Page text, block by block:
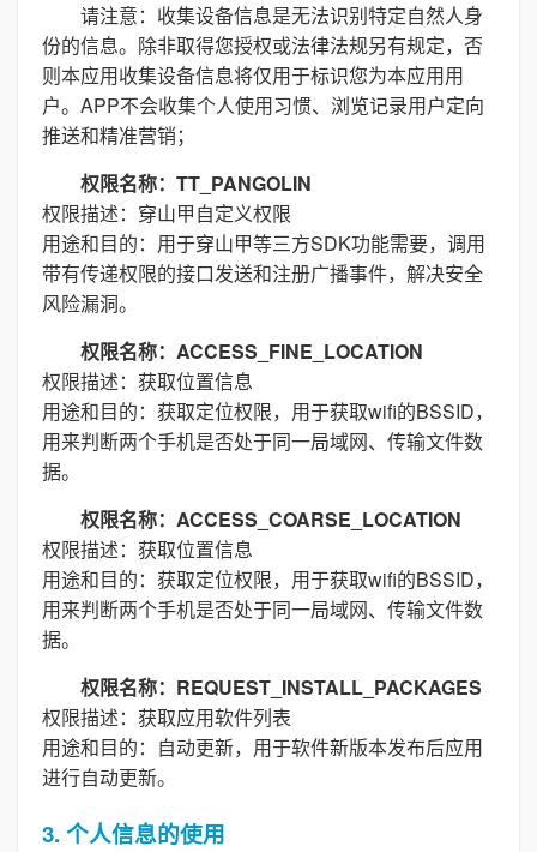
请注意：收集设备信息是无法识别特定自然人身
份的信息。除非取得您授权或法律法规另有规定，否
则本应用收集设备信息将仅用于标识您为本应用用
户。APP不会收集个人使用习惯、浏览记录用户定向
推送和精准营销；
权限名称：TT_PANGOLIN
权限描述：穿山甲自定义权限
用途和目的：用于穿山甲等三方SDK功能需要，调用
带有传递权限的接口发送和注册广播事件，解决安全
风险漏洞。
权限名称：ACCESS_FINE_LOCATION
权限描述：获取位置信息
用途和目的：获取定位权限，用于获取wifi的BSSID，
用来判断两个手机是否处于同一局域网、传输文件数
据。
权限名称：ACCESS_COARSE_LOCATION
权限描述：获取位置信息
用途和目的：获取定位权限，用于获取wifi的BSSID，
用来判断两个手机是否处于同一局域网、传输文件数
据。
权限名称：REQUEST_INSTALL_PACKAGES
权限描述：获取应用软件列表
用途和目的：自动更新，用于软件新版本发布后应用
进行自动更新。
3. 个人信息的使用